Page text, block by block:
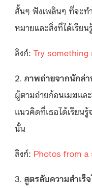
สั้นๆ ฟังเพลินๆ ที่จะท
หมายและสิ่งที่ได้เรีย
ลิงก์: Try
2. ภาพถ่ายจากนักล่
ผู้ตามถ่ายก้อนเมฆแล
แนวคิดที่เธอได้เรียน
นั้น
ลิงก์: Photos from
3. สูตรลับความสำเร็